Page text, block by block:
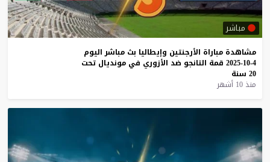
مباشر
مشاهدة مباراة الأرجنتين وإيطاليا بث مباشر اليوم
4-10-2025
قمة التانجو ضد الأزوري في مونديال تحت
20 سنة
منذ 10 أشهر